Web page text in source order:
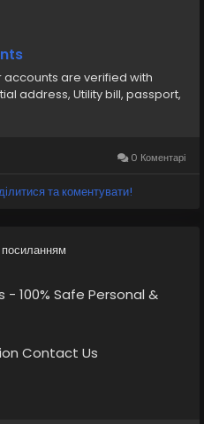
us Our accounts are
address, Utility bill,
SSN
buy-verified-wise-
accounts are verified with
address, Utility bill, passport,
0 Коментарі
та коментувати!
посиланням
100% Safe Personal &
Contact Us
4958